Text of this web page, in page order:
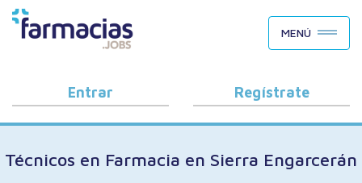
BUSCAR CANDIDATOS
OFERTAS DE EMPLEO
COMO FUNCIONA
PORQUÉ FARMACIAS.JOBS
BLOG
MENÚ
Entrar Regístrate
Técnicos en Farmacia en Sierra Engarcerán